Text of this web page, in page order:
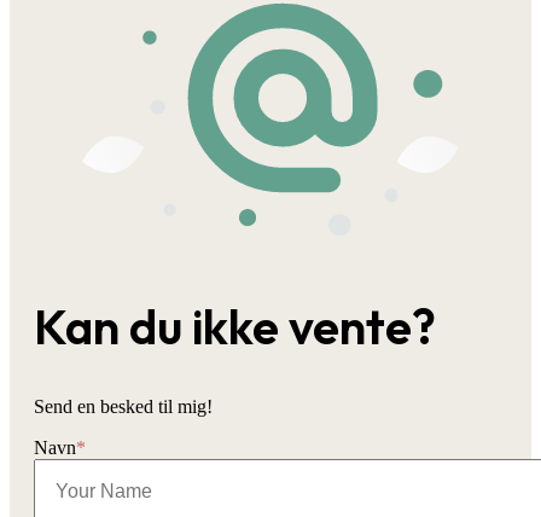
Kan du ikke vente?
Send en besked til mig!
Navn*